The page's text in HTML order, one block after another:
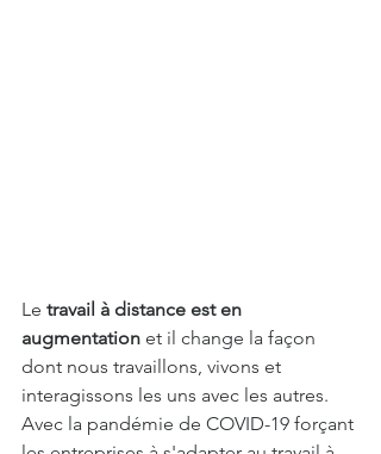
Le travail à distance est en
augmentation et il change la façon
dont nous travaillons, vivons et
interagissons les uns avec les autres.
Avec la pandémie de COVID-19 forçant